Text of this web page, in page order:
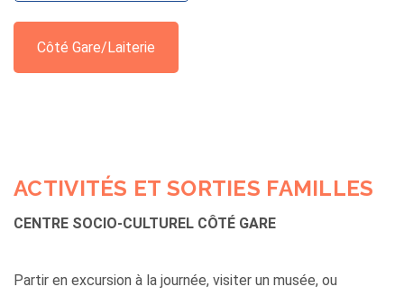
Côté Gare/Laiterie
ACTIVITÉS ET SORTIES FAMILLES
CENTRE SOCIO-CULTUREL CÔTÉ GARE
Partir en excursion à la journée, visiter un musée, ou